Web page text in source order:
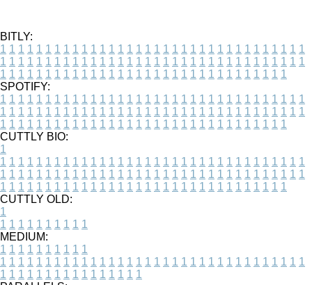
BITLY:
1 1 1 1 1 1 1 1 1 1 1 1 1 1 1 1 1 1 1 1 1 1 1 1 1 1 1 1 1 1 1 1 1 1
1 1 1 1 1 1 1 1 1 1 1 1 1 1 1 1 1 1 1 1 1 1 1 1 1 1 1 1 1 1 1 1 1 1
1 1 1 1 1 1 1 1 1 1 1 1 1 1 1 1 1 1 1 1 1 1 1 1 1 1 1 1 1 1 1 1
SPOTIFY:
1 1 1 1 1 1 1 1 1 1 1 1 1 1 1 1 1 1 1 1 1 1 1 1 1 1 1 1 1 1 1 1 1 1
1 1 1 1 1 1 1 1 1 1 1 1 1 1 1 1 1 1 1 1 1 1 1 1 1 1 1 1 1 1 1 1 1 1
1 1 1 1 1 1 1 1 1 1 1 1 1 1 1 1 1 1 1 1 1 1 1 1 1 1 1 1 1 1 1 1
CUTTLY BIO:
1
1 1 1 1 1 1 1 1 1 1 1 1 1 1 1 1 1 1 1 1 1 1 1 1 1 1 1 1 1 1 1 1 1 1
1 1 1 1 1 1 1 1 1 1 1 1 1 1 1 1 1 1 1 1 1 1 1 1 1 1 1 1 1 1 1 1 1 1
1 1 1 1 1 1 1 1 1 1 1 1 1 1 1 1 1 1 1 1 1 1 1 1 1 1 1 1 1 1 1 1
CUTTLY OLD:
1
1 1 1 1 1 1 1 1 1 1
MEDIUM:
1 1 1 1 1 1 1 1 1 1
1 1 1 1 1 1 1 1 1 1 1 1 1 1 1 1 1 1 1 1 1 1 1 1 1 1 1 1 1 1 1 1 1 1
1 1 1 1 1 1 1 1 1 1 1 1 1 1 1 1